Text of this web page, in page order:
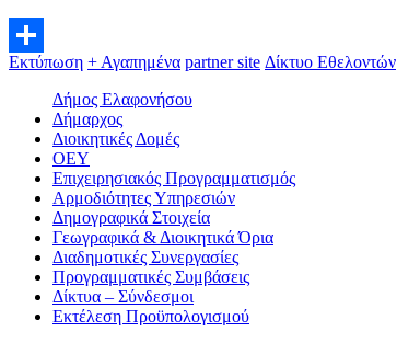
Μοιραστείτε
Εκτύπωση + Αγαπημένα partner site Δίκτυο Εθελοντών
Δήμος Ελαφονήσου
Δήμαρχος
Διοικητικές Δομές
ΟEΥ
Επιχειρησιακός Προγραμματισμός
Αρμοδιότητες Υπηρεσιών
Δημογραφικά Στοιχεία
Γεωγραφικά & Διοικητικά Όρια
Διαδημοτικές Συνεργασίες
Προγραμματικές Συμβάσεις
Δίκτυα – Σύνδεσμοι
Εκτέλεση Προϋπολογισμού